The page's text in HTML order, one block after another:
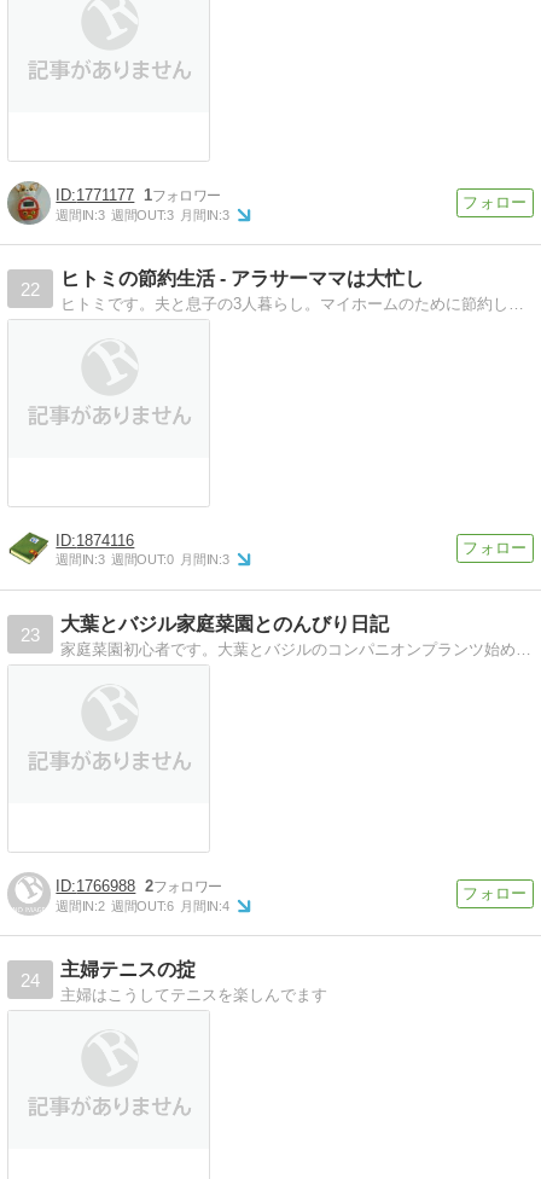
1771177 1
週間IN:3 週間OUT:3 月間IN:3
22
ヒトミの節約生活 - アラサーママは大忙し
1874116
週間IN:3 週間OUT:0 月間IN:3
23
大葉とバジル家庭菜園とのんびり日記
1766988 2
週間IN:2 週間OUT:6 月間IN:4
24
主婦テニスの掟
主婦はこうしてテニスを楽しんでます